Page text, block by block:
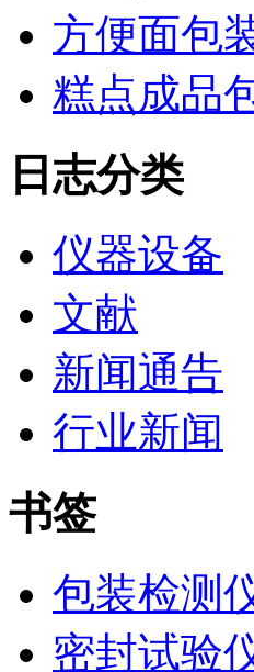
方便面包
糕点成品
日志分类
仪器设备
文献
新闻通告
行业新闻
书签
包装检测
密封试验